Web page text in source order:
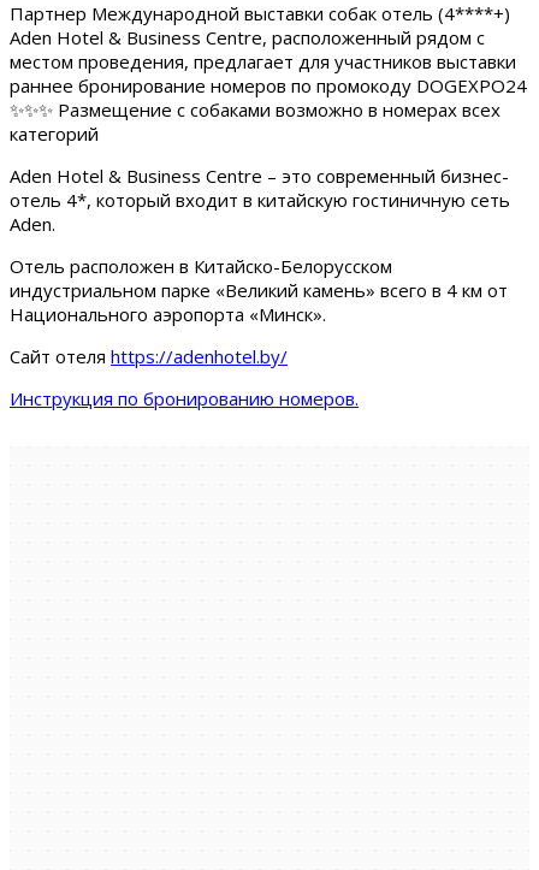
Партнер Международной выставки собак отель (4****+)
Aden Hotel & Business Centre, расположенный рядом с
местом проведения, предлагает для участников выставки
раннее бронирование номеров по промокоду DOGEXPO24
✨✨✨ Размещение с собаками возможно в номерах всех
категорий
Aden Hotel & Business Centre – это современный бизнес-
отель 4*, который входит в китайскую гостиничную сеть
Aden.
Отель расположен в Китайско-Белорусском
индустриальном парке «Великий камень» всего в 4 км от
Национального аэропорта «Минск».
Сайт отеля https://adenhotel.by/
Инструкция по бронированию номеров.